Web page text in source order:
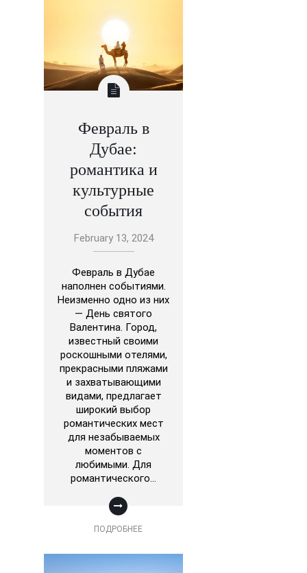
Февраль в
Дубае:
романтика и
культурные
события
February 13, 2024
Февраль в Дубае
наполнен событиями.
Неизменно одно из них
— День святого
Валентина. Город,
известный своими
роскошными отелями,
прекрасными пляжами
и захватывающими
видами, предлагает
широкий выбор
романтических мест
для незабываемых
моментов с
любимыми. Для
романтического…
ПОДРОБНЕЕ